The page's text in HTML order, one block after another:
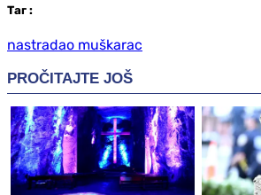
Таг :
nastradao muškarac